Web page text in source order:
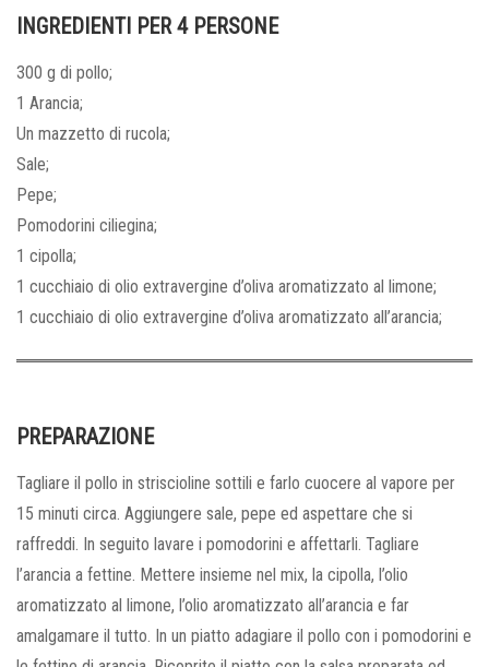
INGREDIENTI PER 4 PERSONE
300 g di pollo;
1 Arancia;
Un mazzetto di rucola;
Sale;
Pepe;
Pomodorini ciliegina;
1 cipolla;
1 cucchiaio di olio extravergine d’oliva aromatizzato al limone;
1 cucchiaio di olio extravergine d’oliva aromatizzato all’arancia;
PREPARAZIONE
Tagliare il pollo in striscioline sottili e farlo cuocere al vapore per
15 minuti circa. Aggiungere sale, pepe ed aspettare che si
raffreddi. In seguito lavare i pomodorini e affettarli. Tagliare
l’arancia a fettine. Mettere insieme nel mix, la cipolla, l’olio
aromatizzato al limone, l’olio aromatizzato all’arancia e far
amalgamare il tutto. In un piatto adagiare il pollo con i pomodorini e